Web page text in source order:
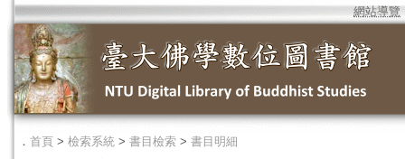
網站導覽
． 首頁 > 檢索系統 > 書目檢索 > 書目明細